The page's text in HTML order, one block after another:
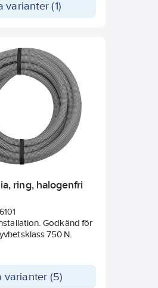
varianter (1)
ring, halogenfri
Godkänd för
750 N.
varianter (5)